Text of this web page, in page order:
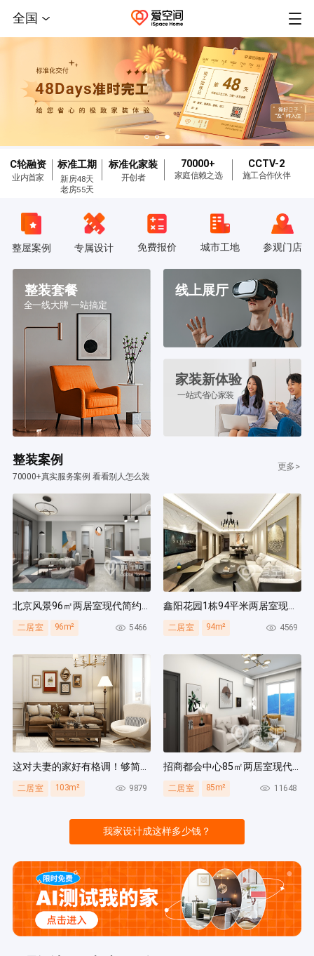
全国
C轮融资
业内首家
标准工期
新房48天
老房55天
标准化家装
开创者
70000+
家庭信赖之选
CCTV-2
施工合作伙伴
整屋案例 专属设计 免费报价 城市工地 参观门店
整装套餐
全一线大牌 一站搞定
线上展厅
家装新体验
一站式省心家装
整装案例
70000+真实服务案例 看看别人怎么装
更多>
北京风景96㎡两居室现代简约风装修案例
二居室 96m² 5466
鑫阳花园1栋94平米两居室现代简约风装修案例
二居室 94m² 4569
这对夫妻的家好有格调！够简洁还复古，好打扫卫生太贴心~
二居室 103m² 9879
招商都会中心85㎡两居室现代简约风装修案例
二居室 85m² 11648
我家设计成这样多少钱？